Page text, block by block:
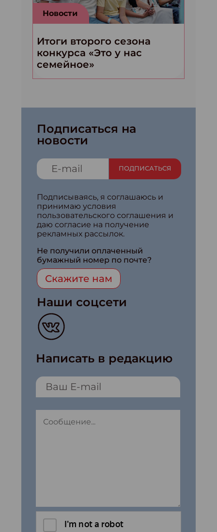
Новости
Итоги второго сезона
конкурса «Это у нас
семейное»
Подписаться на
новости
ПОДПИСАТЬСЯ
Подписываясь, я соглашаюсь и
принимаю условия
пользовательского соглашения и
даю согласие на получение
рекламных рассылок.
Не получили оплаченный
бумажный номер по почте?
Скажите нам
Наши соцсети
Написать в редакцию